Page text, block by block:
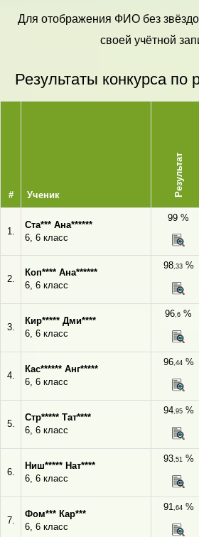
Для отображения ФИО без
своей учётной
Результаты конкурса по
# Ученик Результат
1.
Ста*** Ана******
6, 6 класс
99 %
2.
Коп**** Ана******
6, 6 класс
98,33%
3.
Кир***** Дми****
6, 6 класс
96,6 %
4.
Кас****** Анг*****
6, 6 класс
96,44%
5.
Стр***** Тат****
6, 6 класс
94,95%
6.
Ниш***** Нат****
6, 6 класс
93,51%
7.
Фом*** Кар***
6, 6 класс
91,64%